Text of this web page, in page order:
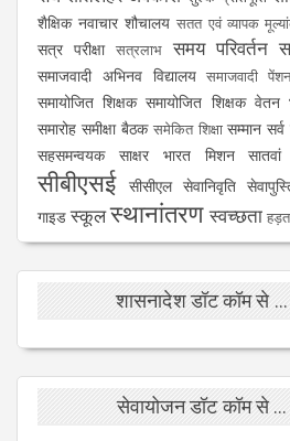
शैक्षिक नवाचार शौचालय सतत एवं व्यापक
सत्र परीक्षा सत्रलाभ समय परिवर्तन
समाजवादी अभिनव विद्यालय समाजवादी
समायोजित शिक्षक समायोजित शिक्षक
समारोह समीक्षा बैठक समेकित शिक्षा सम्मान
सहसमन्वयक
साक्षर भारत मिशन
सीबीएसई सीसीएल सेवानिवृति
गाइड स्कूलस्थानांतरण स्वच्छता
शासनादेश डॉट कॉम से ...
सेवायोजन डॉट कॉम से ...